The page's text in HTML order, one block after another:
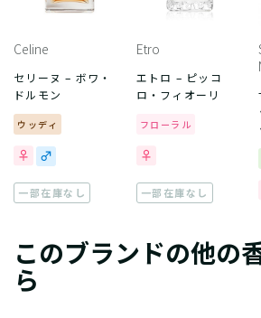
Celine
セリーヌ – ボワ・
ドルモン
ウッディ
一部在庫なし
Etro
エトロ – ピッコ
ロ・フィオーリ
フローラル
一部在庫なし
このブランドの他の
ら